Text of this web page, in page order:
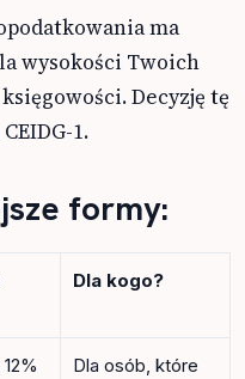
ma
wysokości Twoich
Decyzję tę
1.
formy:
Dla kogo?
Dla osób, które